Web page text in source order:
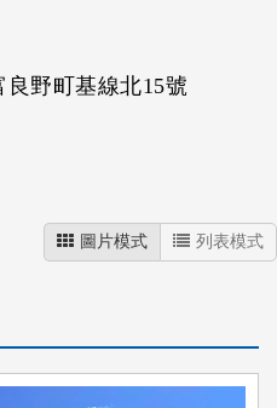
野町基線北15號
圖片模式 列表模式